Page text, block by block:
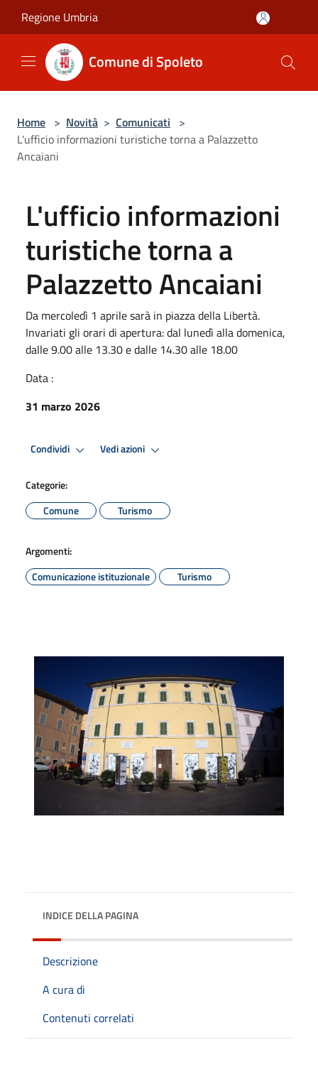
Regione Umbria
Comune di Spoleto
Home > Novità > Comunicati >
L'ufficio informazioni turistiche torna a Palazzetto
Ancaiani
L'ufficio informazioni
turistiche torna a
Palazzetto Ancaiani
Da mercoledì 1 aprile sarà in piazza della Libertà.
Invariati gli orari di apertura: dal lunedì alla domenica,
dalle 9.00 alle 13.30 e dalle 14.30 alle 18.00
Data :
31 marzo 2026
Condividi Vedi azioni
Categorie:
Comune
Turismo
Argomenti:
Comunicazione istituzionale
Turismo
INDICE DELLA PAGINA
Descrizione
A cura di
Contenuti correlati